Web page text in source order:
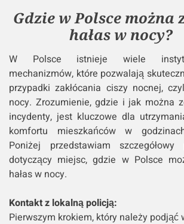
Gdzie w Polsce można
hałas w nocy?
W Polsce istnieje wiele
mechanizmów, które pozwalają
przypadki zakłócania ciszy nocnej,
nocy. Zrozumienie, gdzie i jak można
incydenty, jest kluczowe dla
komfortu mieszkańców w
Poniżej przedstawiam szczegółowy
dotyczący miejsc, gdzie w Polsce
hałas w nocy.
Kontakt z lokalną policją:
Pierwszym krokiem, który należy podjąć